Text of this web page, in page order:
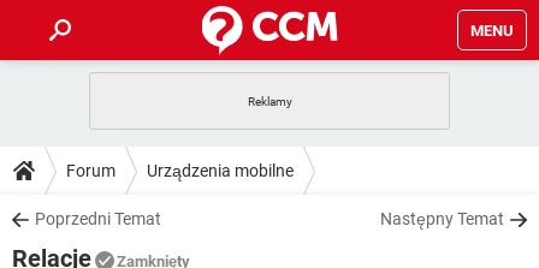
MENU
GRY WHATSAPP
SPOTIFY
INSTAGRAM
PORADY
PlayStation TIKTOK
DO POBRANIA
ANDROID
Forum Urządzenia mobilne
Poprzedni Temat Następny Temat
Relacje Zamknięty